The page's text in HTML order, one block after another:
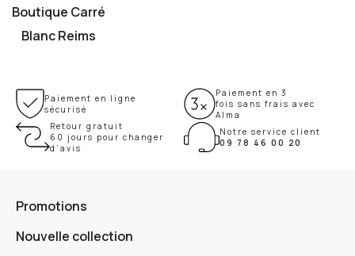
Boutique Carré
Blanc Reims
Paiement en ligne
sécurisé
Paiement en 3
fois sans frais avec
Alma
Retour gratuit
60 jours pour changer
d’avis
Notre service client
09 78 46 00 20
Promotions
Nouvelle collection